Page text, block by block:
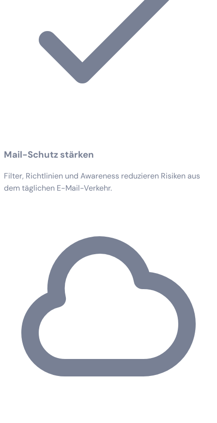
Mail-Schutz stärken
Filter, Richtlinien und Awareness reduzieren Risiken aus
dem täglichen E-Mail-Verkehr.